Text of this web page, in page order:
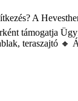
A
támogatja
teraszajtó 🔸